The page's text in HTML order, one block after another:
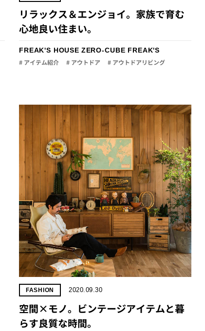
リラックス＆エンジョイ。家族で育む
心地良い住まい。
FREAK'S HOUSE ZERO-CUBE FREAK'S
# アイテム紹介 # アウトドア # アウトドアリビング
FASHION 2020.09.30
空間×モノ。ビンテージアイテムと暮
らす良質な時間。